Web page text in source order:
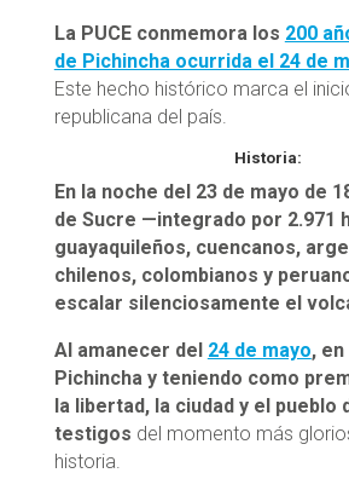
La PUCE conmemora los 200
de Pichincha ocurrida el 24 de
Este hecho histórico marca el
republicana del país.
Historia:
En la noche del 23 de mayo de
de Sucre —integrado por 2.971
guayaquileños, cuencanos,
chilenos, colombianos y
escalar silenciosamente el
Al amanecer del 24 de mayo,
Pichincha y teniendo como
la libertad, la ciudad y el
testigos del momento más
historia.